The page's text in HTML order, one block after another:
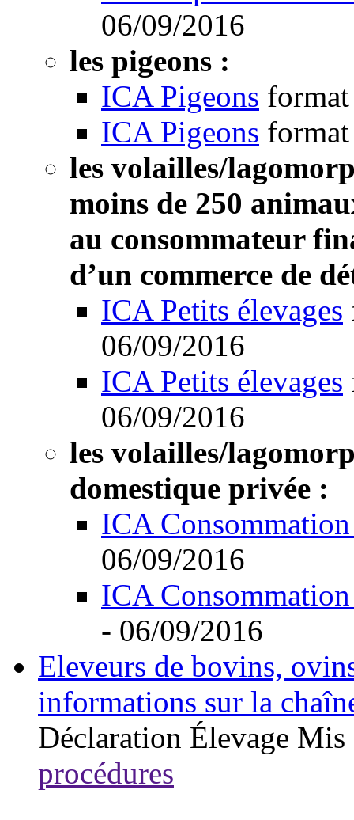
06/09/2016
les pigeons :
ICA Pigeons
ICA Pigeons
les volailles/
moins de 250
au consommateur
d’un commerce de
ICA Petits élevages
06/09/2016
ICA Petits élevages
06/09/2016
les volailles/
domestique privée :
ICA
06/09/2016
ICA
- 06/09/2016
Eleveurs de bovins,
informations sur la
Déclaration Élevage Mis
procédures